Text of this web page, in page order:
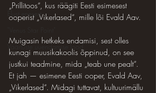
Elust enesest
Väärtuste uuendamise lood
„Prillitoos“, kus räägiti Eesti esimesest
ooperist „Vikerlased“, mille lõi Evald Aav.
Muigasin hetkeks endamisi, sest olles
kunagi muusikakoolis õppinud, on see
justkui teadmine, mida „teab une pealt“.
Et jah — esimene Eesti ooper, Evald Aav,
„Vikerlased“. Midagi tuttavat, kultuurimällu